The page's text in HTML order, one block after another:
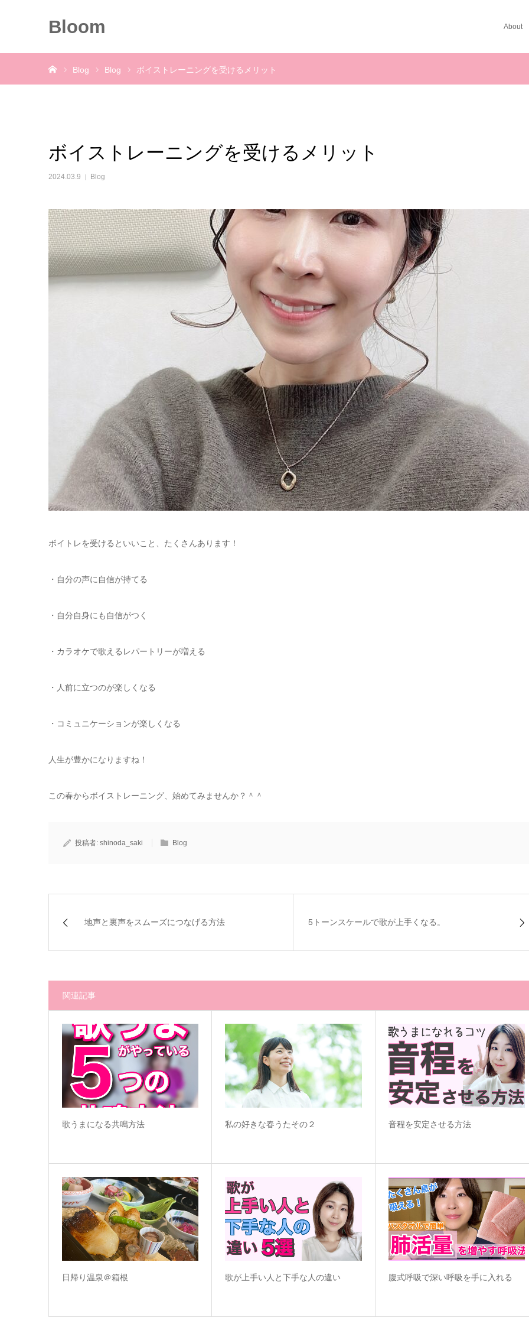
Bloom About
Blog Blog ボイストレーニングを受けるメリット
ボイストレーニングを受けるメリット
2024.03.9 Blog
ボイトレを受けるといいこと、たくさんあります！
・自分の声に自信が持てる
・自分自身にも自信がつく
・カラオケで歌えるレパートリーが増える
・人前に立つのが楽しくなる
・コミュニケーションが楽しくなる
人生が豊かになりますね！
この春からボイストレーニング、始めてみませんか？＾＾
投稿者: shinoda_saki Blog
地声と裏声をスムーズにつなげる方法 5トーンスケールで歌が上手くなる。
関連記事
歌うまになる共鳴方法 私の好きな春うたその２ 音程を安定させる方法
日帰り温泉＠箱根 歌が上手い人と下手な人の違い 腹式呼吸で深い呼吸を手に入れる